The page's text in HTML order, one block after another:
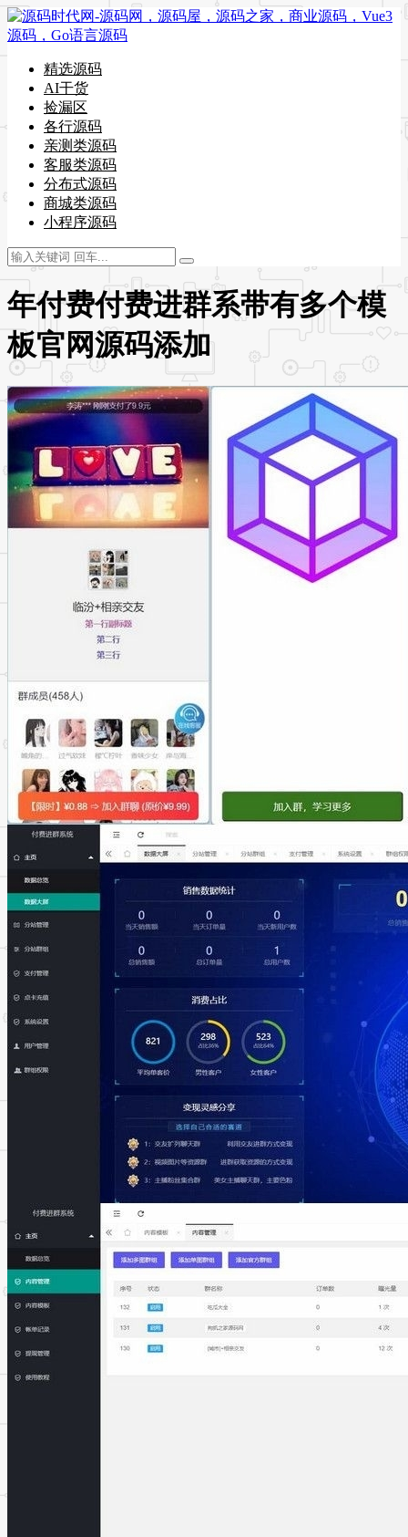
精选源码
AI干货
捡漏区
各行源码
亲测类源码
客服类源码
分布式源码
商城类源码
小程序源码
年付费付费进群系带有多个模
板官网源码添加